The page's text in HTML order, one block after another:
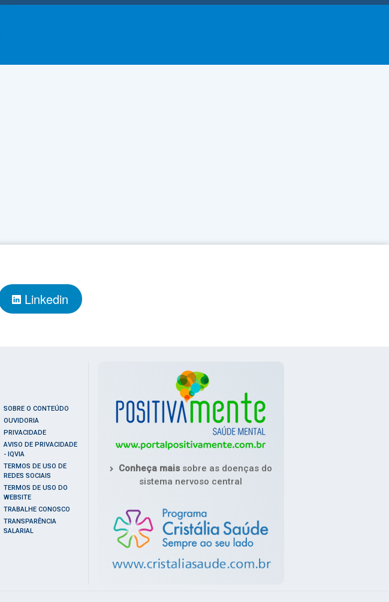
Linkedin
SOBRE O CONTEÚDO
OUVIDORIA
PRIVACIDADE
AVISO DE PRIVACIDADE
- IQVIA
TERMOS DE USO DE
REDES SOCIAIS
TERMOS DE USO DO
WEBSITE
TRABALHE CONOSCO
TRANSPARÊNCIA
SALARIAL
Conheça maissobre as doenças do
sistema nervoso central